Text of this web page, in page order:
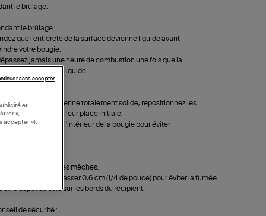
le brûlage.
le brûlage :
que l’entièreté de la surface devienne liquide avant
votre bougie.
jamais une heure de combustion une fois que la
de la surface est liquide.
que la cire ne devienne totalement solide, repositionnez les
verticalement à leur place initiale.
régulièrement l'intérieur de la bougie pour éviter
régulièrement les mèches.
ne doivent pas dépasser 0,6 cm (1/4 de pouce) pour éviter la fumée
et le dépôt de suie sur les bords du récipient.
de sécurité :
et
»,
accepter »).
sans accepter